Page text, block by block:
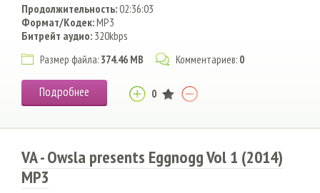
Продолжительность:02:36:03
Формат/Кодек:MP3
Битрейт аудио: 320kbps
Размер файла: 374.46 MB Комментариев: 0
Подробнее 0
VA - Owsla presents Eggnogg Vol 1 (2014)
MP3